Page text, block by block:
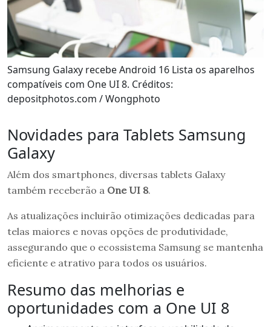
Samsung Galaxy recebe Android 16 Lista os aparelhos
compatíveis com One UI 8. Créditos:
depositphotos.com / Wongphoto
Novidades para Tablets Samsung
Galaxy
Além dos smartphones, diversas tablets Galaxy
também receberão a One UI 8.
As atualizações incluirão otimizações dedicadas para
telas maiores e novas opções de produtividade,
assegurando que o ecossistema Samsung se mantenha
eficiente e atrativo para todos os usuários.
Resumo das melhorias e
oportunidades com a One UI 8